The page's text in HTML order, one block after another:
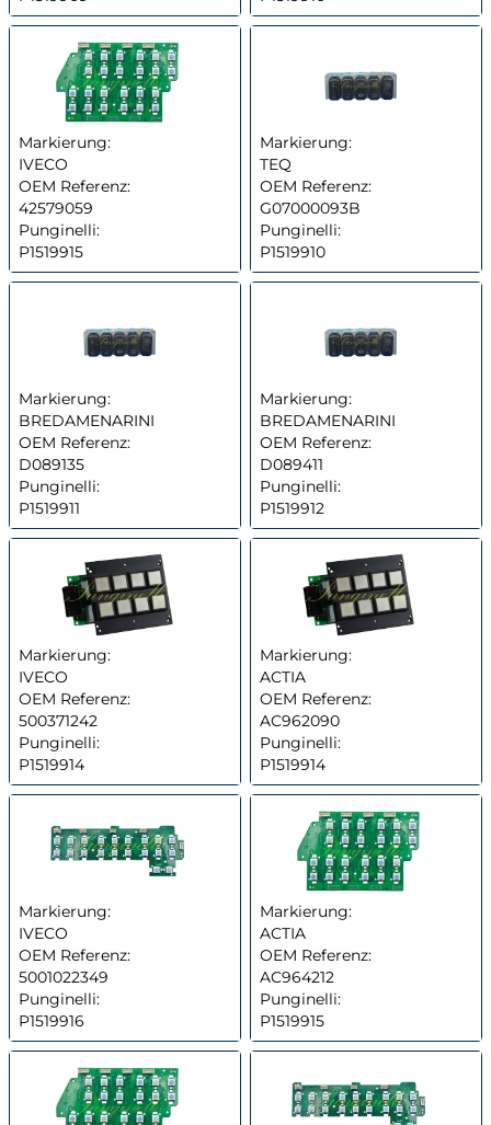
Markierung:
IVECO
OEM Referenz:
42579059
Punginelli:
P1519915
Markierung:
TEQ
OEM Referenz:
G07000093B
Punginelli:
P1519910
Markierung:
BREDAMENARINI
OEM Referenz:
D089135
Punginelli:
P1519911
Markierung:
BREDAMENARINI
OEM Referenz:
D089411
Punginelli:
P1519912
Markierung:
IVECO
OEM Referenz:
500371242
Punginelli:
P1519914
Markierung:
ACTIA
OEM Referenz:
AC962090
Punginelli:
P1519914
Markierung:
IVECO
OEM Referenz:
5001022349
Punginelli:
P1519916
Markierung:
ACTIA
OEM Referenz:
AC964212
Punginelli:
P1519915